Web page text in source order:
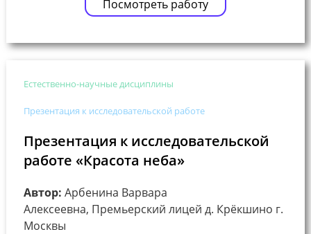
Посмотреть работу
Естественно-научные дисциплины
Презентация к исследовательской работе
Презентация к исследовательской
работе «Красота неба»
Автор: Арбенина Варвара
Алексеевна, Премьерский лицей д. Крёкшино г.
Москвы